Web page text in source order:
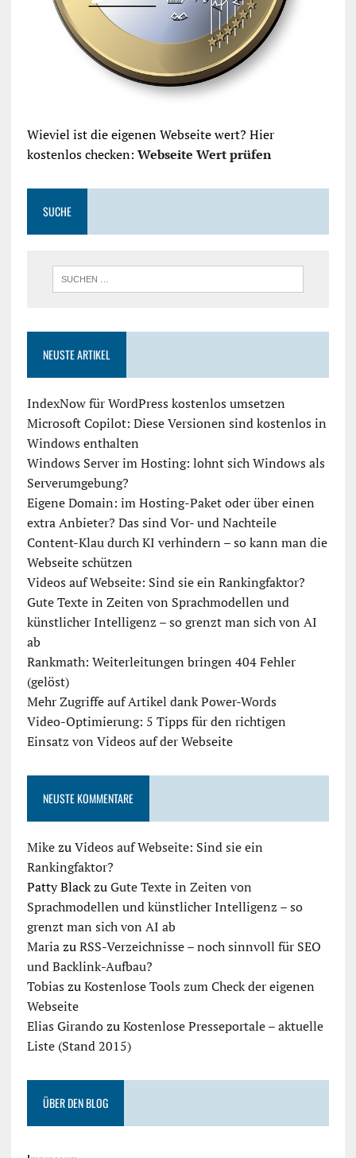
Wieviel ist die eigenen Webseite wert? Hier
kostenlos checken: Webseite Wert prüfen
SUCHE
NEUSTE ARTIKEL
IndexNow für WordPress kostenlos umsetzen
Microsoft Copilot: Diese Versionen sind kostenlos in
Windows enthalten
Windows Server im Hosting: lohnt sich Windows als
Serverumgebung?
Eigene Domain: im Hosting-Paket oder über einen
extra Anbieter? Das sind Vor- und Nachteile
Content-Klau durch KI verhindern – so kann man die
Webseite schützen
Videos auf Webseite: Sind sie ein Rankingfaktor?
Gute Texte in Zeiten von Sprachmodellen und
künstlicher Intelligenz – so grenzt man sich von AI
ab
Rankmath: Weiterleitungen bringen 404 Fehler
(gelöst)
Mehr Zugriffe auf Artikel dank Power-Words
Video-Optimierung: 5 Tipps für den richtigen
Einsatz von Videos auf der Webseite
NEUSTE KOMMENTARE
MikezuVideos auf Webseite: Sind sie ein
Rankingfaktor?
Patty BlackzuGute Texte in Zeiten von
Sprachmodellen und künstlicher Intelligenz – so
grenzt man sich von AI ab
MariazuRSS-Verzeichnisse – noch sinnvoll für SEO
und Backlink-Aufbau?
Tobias zuKostenlose Tools zum Check der eigenen
Webseite
Elias GirandozuKostenlose Presseportale – aktuelle
Liste (Stand 2015)
ÜBER DEN BLOG